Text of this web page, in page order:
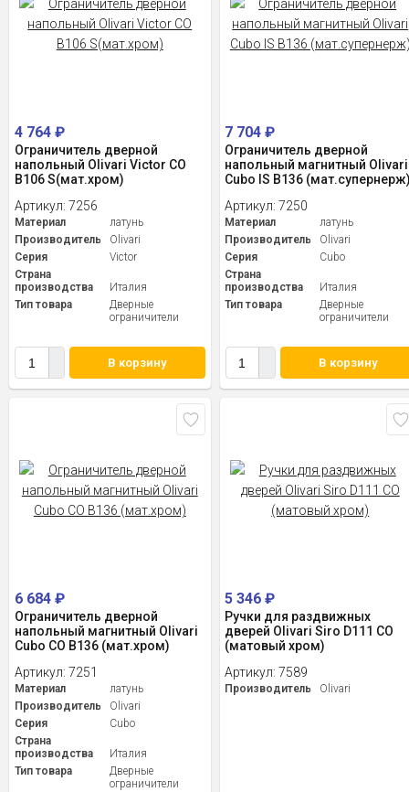
4 764 ₽
Ограничитель дверной
напольный Olivari Victor CO
B106 S(мат.хром)
Артикул: 7256
Материал
латунь
Производитель
Olivari
Серия
Victor
Страна
производства
Италия
Тип товара
Дверные
ограничители
В корзину
7 704₽
Ограничитель дверной
напольный магнитный Olivari
Cubo IS B136
Артикул:7250
Материал
латунь
Производитель
Olivari
Серия
Cubo
Страна
производства
Италия
Тип товара
Дверные
ограничители
В корзину
6 684 ₽
Ограничитель дверной
напольный магнитный Olivari
Cubo СО B136 (мат.хром)
Артикул: 7251
Материал
латунь
Производитель
Olivari
Серия
Cubo
Страна
производства
Италия
Тип товара
Дверные
ограничители
5 346₽
Ручки для раздвижных
дверей Olivari Siro D111 CO
(матовый хром)
Артикул:7589
Производитель Olivari